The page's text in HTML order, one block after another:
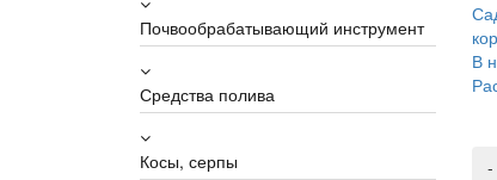
Почвообрабатывающий инструмент
Средства полива
Косы, серпы
В
-